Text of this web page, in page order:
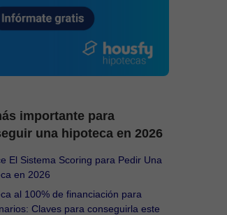
importante para
una hipoteca en 2026
El Sistema Scoring para Pedir Una
en 2026
al 100% de financiación para
Claves para conseguirla este